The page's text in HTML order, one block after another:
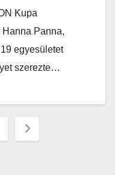
Kupa
Panna,
egyesületet
szerezte…